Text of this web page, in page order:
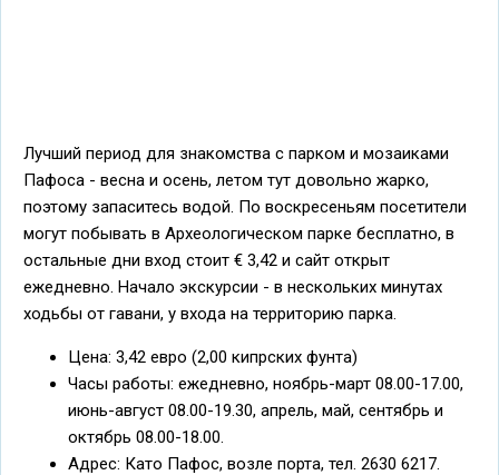
Лучший период для знакомства с парком и мозаиками
Пафоса - весна и осень, летом тут довольно жарко,
поэтому запаситесь водой. По воскресеньям посетители
могут побывать в Археологическом парке бесплатно, в
остальные дни вход стоит € 3,42 и сайт открыт
ежедневно. Начало экскурсии - в нескольких минутах
ходьбы от гавани, у входа на территорию парка.
Цена: 3,42 евро (2,00 кипрских фунта)
Часы работы: ежедневно, ноябрь-март 08.00-17.00,
июнь-август 08.00-19.30, апрель, май, сентябрь и
октябрь 08.00-18.00.
Адрес: Като Пафос, возле порта, тел. 2630 6217.